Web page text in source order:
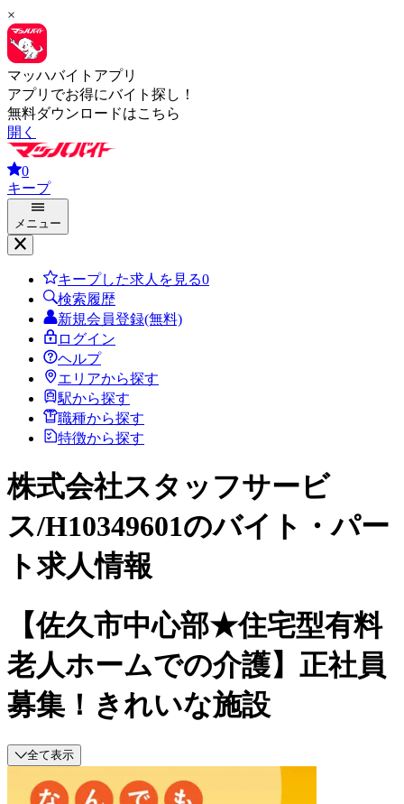
×
マッハバイトアプリ
アプリでお得にバイト探し！
無料ダウンロードはこちら
開く
0
キープ
メニュー
キープした求人を見る0
検索履歴
新規会員登録(無料)
ログイン
ヘルプ
エリアから探す
駅から探す
職種から探す
特徴から探す
株式会社スタッフサービ
ス/H10349601のバイト・パー
ト求人情報
【佐久市中心部★住宅型有料
老人ホームでの介護】正社員
募集！きれいな施設
全て表示